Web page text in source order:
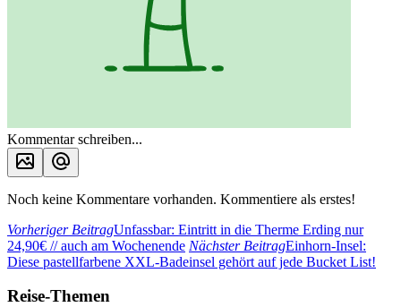
Kommentar schreiben...
Noch keine Kommentare vorhanden. Kommentiere als erstes!
Vorheriger BeitragUnfassbar: Eintritt in die Therme Erding nur
24,90€ // auch am Wochenende Nächster BeitragEinhorn-Insel:
Diese pastellfarbene XXL-Badeinsel gehört auf jede Bucket List!
Reise-Themen